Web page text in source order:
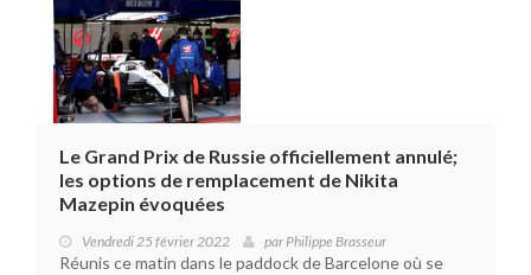
Le Grand Prix de Russie officiellement annulé;
les options de remplacement de Nikita
Mazepin évoquées
Vendredi 25 février 2022 parPhilippe Brasseur
Réunis ce matin dans le paddock de Barcelone où se